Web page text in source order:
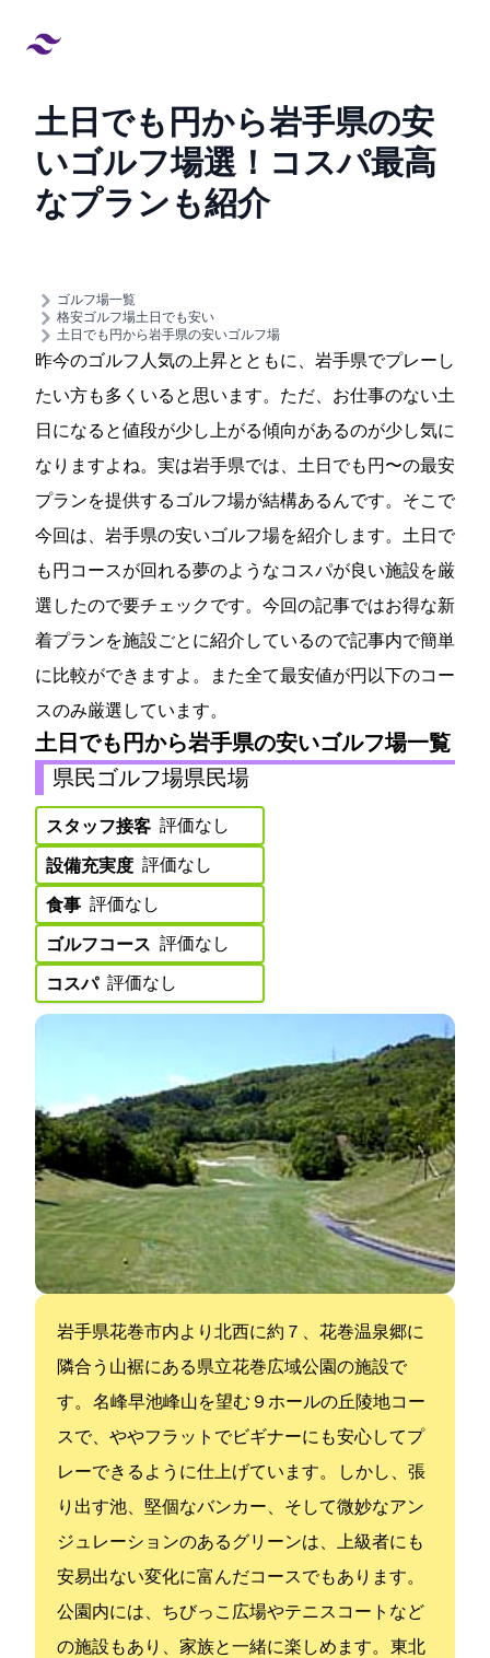
土日でも5000円から!岩手県の安
いゴルフ場7選！コスパ最高
なプランも紹介
ゴルフ場一覧
格安ゴルフ場/土日でも安い
土日でも5000円から!岩手県の安いゴルフ場
昨今のゴルフ人気の上昇とともに、岩手県でプレーし
たい方も多くいると思います。ただ、お仕事のない土
日になると値段が少し上がる傾向があるのが少し気に
なりますよね。実は岩手県では、土日でも5000円〜の最安
プランを提供するゴルフ場が結構あるんです。そこで
今回は、岩手県の安いゴルフ場を紹介します。土日で
も5000円コースが回れる夢のようなコスパが良い施設を厳
選したので要チェックです。今回の記事ではお得な新
着プランを施設ごとに紹介しているので記事内で簡単
に比較ができますよ。また全て最安値が8000円以下のコー
スのみ厳選しています。
土日でも5000円から!岩手県の安いゴルフ場一覧
県民ゴルフ場(県民G場)
スタッフ接客: 評価なし
設備充実度: 評価なし
食事: 評価なし
ゴルフコース: 評価なし
コスパ: 評価なし
岩手県花巻市内より北西に約７km、花巻温泉郷に
隣合う山裾にある県立花巻広域公園の施設で
す。 名峰早池峰山を望む９ホールの丘陵地コー
スで、ややフラットでビギナーにも安心してプ
レーできるように仕上げています。 しかし、張
り出す池、堅個なバンカー、そして微妙なアン
ジュレーションのあるグリーンは、上級者にも
安易出ない変化に富んだコースでもあります。
公園内には、ちびっこ広場やテニスコートなど
の施設もあり、家族と一緒に楽しめます。 東北